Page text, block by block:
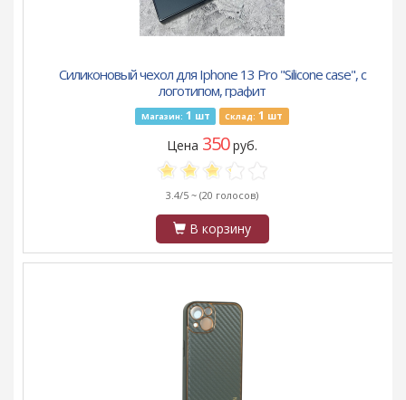
Силиконовый чехол для Iphone 13 Pro "Silicone case", с
логотипом, графит
Магазин: 1 шт Склад: 1 шт
Цена 350руб.
3.4/5 ~ (20 голосов)
В корзину